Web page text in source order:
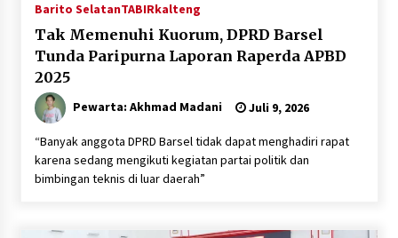
Barito SelatanTABIRkalteng
Tak Memenuhi Kuorum, DPRD Barsel
Tunda Paripurna Laporan Raperda APBD
2025
Pewarta: Akhmad Madani Juli 9, 2026
“Banyak anggota DPRD Barsel tidak dapat menghadiri rapat
karena sedang mengikuti kegiatan partai politik dan
bimbingan teknis di luar daerah”